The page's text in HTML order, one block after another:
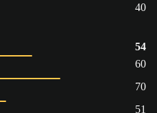
40
54
60
70
51